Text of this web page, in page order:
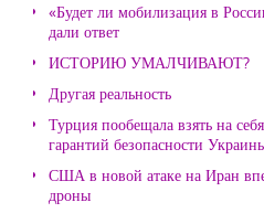
«Будет ли мобилизация в
дали ответ
ИСТОРИЮ УМАЛЧИВАЮТ?
Другая реальность
Турция пообещала взять на
гарантий безопасности
США в новой атаке на Иран
дроны